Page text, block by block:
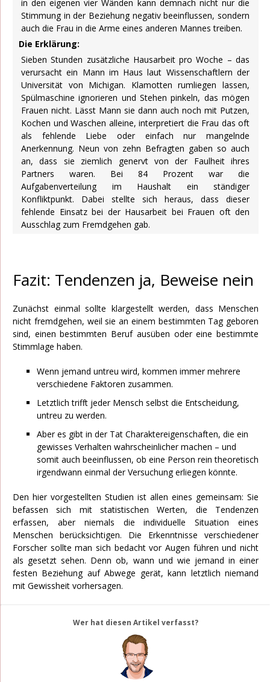
in den eigenen vier Wänden kann demnach nicht nur die
Stimmung in der Beziehung negativ beeinflussen, sondern
auch die Frau in die Arme eines anderen Mannes treiben.
Die Erklärung:
Sieben Stunden zusätzliche Hausarbeit pro Woche – das
verursacht ein Mann im Haus laut Wissenschaftlern der
Universität von Michigan. Klamotten rumliegen lassen,
Spülmaschine ignorieren und Stehen pinkeln, das mögen
Frauen nicht. Lässt Mann sie dann auch noch mit Putzen,
Kochen und Waschen alleine, interpretiert die Frau das oft
als fehlende Liebe oder einfach nur mangelnde
Anerkennung. Neun von zehn Befragten gaben so auch
an, dass sie ziemlich genervt von der Faulheit ihres
Partners waren. Bei 84 Prozent war die
Aufgabenverteilung im Haushalt ein ständiger
Konfliktpunkt. Dabei stellte sich heraus, dass dieser
fehlende Einsatz bei der Hausarbeit bei Frauen oft den
Ausschlag zum Fremdgehen gab.
Fazit: Tendenzen ja, Beweise nein
Zunächst einmal sollte klargestellt werden, dass Menschen
nicht fremdgehen, weil sie an einem bestimmten Tag geboren
sind, einen bestimmten Beruf ausüben oder eine bestimmte
Stimmlage haben.
Wenn jemand untreu wird, kommen immer mehrere
verschiedene Faktoren zusammen.
Letztlich trifft jeder Mensch selbst die Entscheidung,
untreu zu werden.
Aber es gibt in der Tat Charaktereigenschaften, die ein
gewisses Verhalten wahrscheinlicher machen – und
somit auch beeinflussen, ob eine Person rein theoretisch
irgendwann einmal der Versuchung erliegen könnte.
Den hier vorgestellten Studien ist allen eines gemeinsam: Sie
befassen sich mit statistischen Werten, die Tendenzen
erfassen, aber niemals die individuelle Situation eines
Menschen berücksichtigen. Die Erkenntnisse verschiedener
Forscher sollte man sich bedacht vor Augen führen und nicht
als gesetzt sehen. Denn ob, wann und wie jemand in einer
festen Beziehung auf Abwege gerät, kann letztlich niemand
mit Gewissheit vorhersagen.
Wer hat diesen Artikel verfasst?